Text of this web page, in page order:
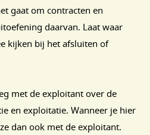
gaat om contracten en
daarvan. Laat waar
kijken bij het afsluiten of
met de exploitant over de
en exploitatie. Wanneer je hier
dan ook met de exploitant.